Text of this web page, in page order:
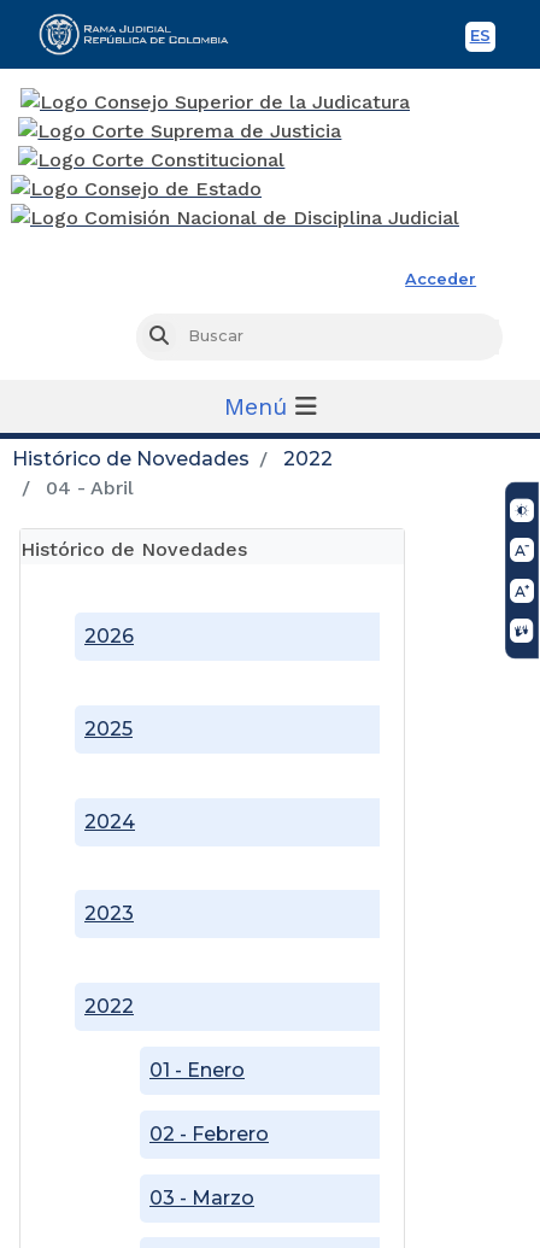
ES
Acceder
Buscar
Menú
Histórico de Novedades
2022
04 - Abril
Histórico de Novedades
2022
01 - Enero
02 - Febrero
03 - Marzo
2023
2024
2025
2026